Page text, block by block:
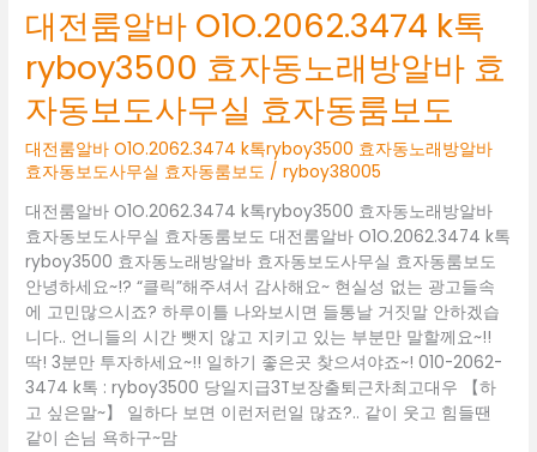
대전룸알바 O1O.2062.3474 k톡
ryboy3500 효자동노래방알바 효
자동보도사무실 효자동룸보도
대전룸알바 O1O.2062.3474 k톡ryboy3500 효자동노래방알바
효자동보도사무실 효자동룸보도 /ryboy38005
대전룸알바 O1O.2062.3474 k톡ryboy3500 효자동노래방알바
효자동보도사무실 효자동룸보도 대전룸알바 O1O.2062.3474 k톡
ryboy3500 효자동노래방알바 효자동보도사무실 효자동룸보도
안녕하세요~!? “클릭”해주셔서 감사해요~ 현실성 없는 광고들속
에 고민많으시죠? 하루이틀 나와보시면 들통날 거짓말 안하겠습
니다.. 언니들의 시간 뺏지 않고 지키고 있는 부분만 말할께요~!!
딱! 3분만 투자하세요~!! 일하기 좋은곳 찾으셔야죠~! 010-2062-
3474 k톡 : ryboy3500 당일지급3T보장출퇴근차최고대우 【하
고 싶은말~】 일하다 보면 이런저런일 많죠?.. 같이 웃고 힘들땐
같이 손님 욕하구~맘
바
자
동
도
사
무
실
효
자
동
룸
보
도